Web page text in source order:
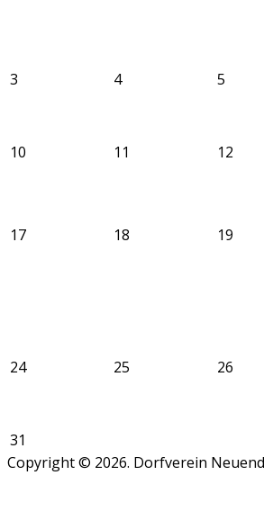
3 4 5
10 11 12
17 18 19
24 25 26
31
Copyright © 2026. Dorfverein